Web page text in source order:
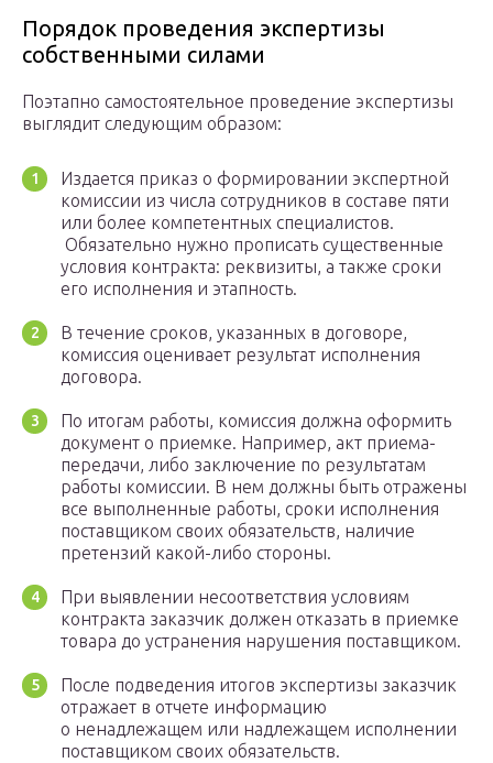
Порядок проведения экспертизы
собственными силами
Поэтапно самостоятельное проведение экспертизы
выглядит следующим образом:
Издается приказ о формировании экспертной
комиссии из числа сотрудников в составе пяти
или более компетентных специалистов.
Обязательно нужно прописать существенные
условия контракта: реквизиты, а также сроки
его исполнения и этапность.
В течение сроков, указанных в договоре,
комиссия оценивает результат исполнения
договора.
По итогам работы, комиссия должна оформить
документ о приемке. Например, акт приема-
передачи, либо заключение по результатам
работы комиссии. В нем должны быть отражены
все выполненные работы, сроки исполнения
поставщиком своих обязательств, наличие
претензий какой-либо стороны.
При выявлении несоответствия условиям
контракта заказчик должен отказать в приемке
товара до устранения нарушения поставщиком.
После подведения итогов экспертизы заказчик
отражает в отчете информацию
о ненадлежащем или надлежащем исполнении
поставщиком своих обязательств.